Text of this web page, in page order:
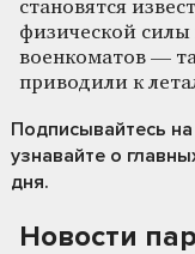
становятся
физической
военкоматов —
приводили к
Подписывайтесь
узнавайте о
дня.
Новости